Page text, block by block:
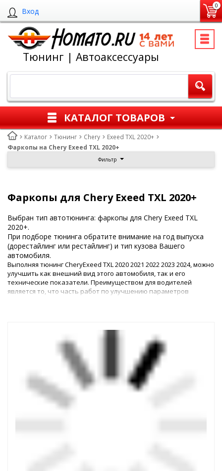
Вход
0
Тюнинг | Автоаксессуары
КАТАЛОГ ТОВАРОВ
Каталог Тюнинг Chery
Exeed TXL 2020+
Фаркопы на Chery Exeed TXL 2020+
Фильтр
Фаркопы для Chery Exeed TXL 2020+
Выбран тип автотюнинга: фаркопы для Chery Exeed TXL
2020+.
При подборе тюнинга обратите внимание на год выпуска
(дорестайлинг или рестайлинг) и тип кузова Вашего
автомобиля.
Выполняя тюнинг CheryExeed TXL 2020 2021 2022 2023 2024, можно
улучшить как внешний вид этого автомобиля, так и его
технические показатели. Преимуществом для водителей
является то, что часть работ по улучшению параметров